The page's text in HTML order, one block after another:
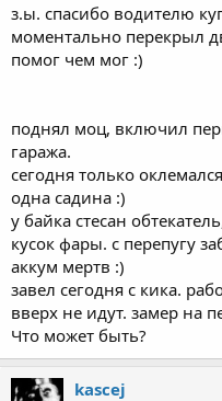
з.ы. спасибо водителю
моментально перекрыл
помог чем мог :)
поднял моц, включил
гаража.
сегодня только
одна садина :)
у байка стесан
кусок фары. с перепугу
аккум мертв :)
завел сегодня с кика.
вверх не идут. замер на
Что может быть?
kascej